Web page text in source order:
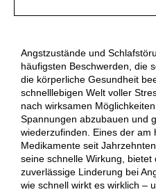
Angstzustände und
häufigsten Beschwerden, die
die körperliche Gesundheit
schnelllebigen Welt voller
nach wirksamen
Spannungen abzubauen und
wiederzufinden. Eines der am
Medikamente seit
seine schnelle Wirkung, bietet
zuverlässige Linderung bei
wie schnell wirkt es wirklich –